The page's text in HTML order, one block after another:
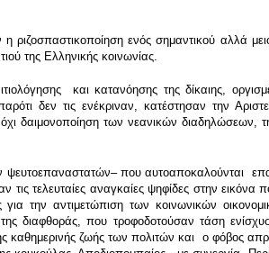
ενός σημαντικού αλλά
της Ελληνικής κοινωνίας.
και κατανόησης της δίκαιης,
δεν τις ενέκριναν, κατέστησαν την
δαιμονοποίηση των νεανικών διαδηλώσεων,
που αυτοαποκαλούνται
τελευταίες αναγκαίες ψηφίδες στην εικόνα
την αντιμετώπιση των κοινωνικών
διαφθοράς, που τροφοδοτούσαν τάση
καθημερινής ζωής των πολιτών και ο φόβος